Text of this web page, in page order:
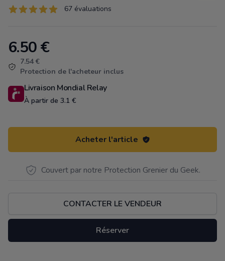
Évaluations
67 sur 5 étoiles 67 évaluations
Product information
6.50€
7.54 €
Protection de l'acheteur inclus
Livraison Mondial Relay
À partir de 3.1 €
Acheter l'article
Couvert par notre Protection Grenier du Geek.
CONTACTER LE VENDEUR
Réserver